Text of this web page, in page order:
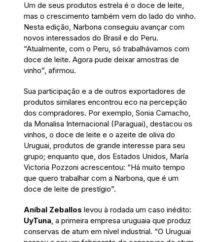
Um de seus produtos estrela é o doce de leite,
mas o crescimento também vem do lado do vinho.
Nesta edição, Narbona conseguiu avançar com
novos interessados do Brasil e do Peru.
“Atualmente, com o Peru, só trabalhávamos com
doce de leite. Agora pude deixar amostras de
vinho”, afirmou.
Sua participação e a de outros exportadores de
produtos similares encontrou eco na percepção
dos compradores. Por exemplo, Sonia Camacho,
da Monalisa Internacional (Paraguai), destacou os
vinhos, o doce de leite e o azeite de oliva do
Uruguai, produtos de grande interesse para seu
grupo; enquanto que, dos Estados Unidos, María
Victoria Pozzoni acrescentou: “Há muito tempo
que quero trabalhar com a Narbona, que é um
doce de leite de prestígio”.
Aníbal Zeballos levou à rodada um caso inédito:
UyTuna, a primeira empresa uruguaia que produz
conservas de atum em nível industrial. “O Uruguai